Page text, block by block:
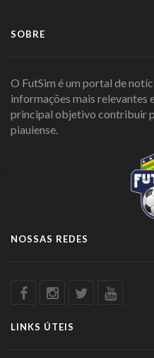
SOBRE
O FutSim é um portal de
informações mais relevantes
principal objetivo contribuir
piauiense.
NOSSAS REDES
LINKS ÚTEIS